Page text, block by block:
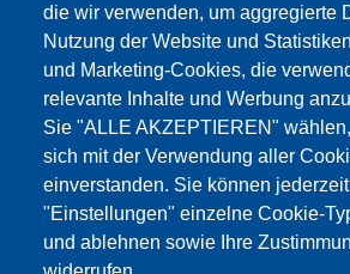
die wir verwenden, um aggregierte
Nutzung der Website und
und Marketing-Cookies, die
relevante Inhalte und Werbung
Sie "ALLE AKZEPTIEREN"
sich mit der Verwendung aller
einverstanden. Sie können
"Einstellungen" einzelne Cookie-
und ablehnen sowie Ihre
Этот материал
файлы cookie Google Maps не
НЕОБХОДИМО ПРИНЯТЬ
ФАЙЛЫ COOKIE
Alle Cookies